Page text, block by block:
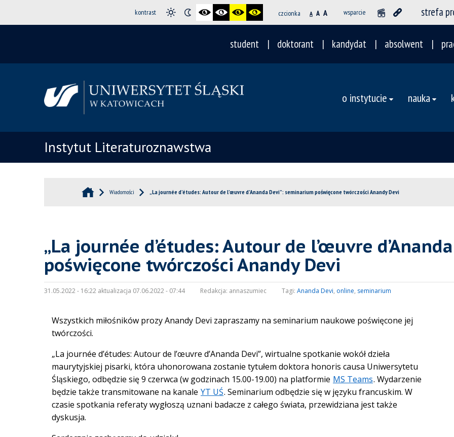
kontrast czcionka A A A wsparcie strefa
student doktorant kandydat absolwent
o instytucie nauka
Instytut Literaturoznawstwa
Wiadomości „La journée d’études: Autour de l’œuvre d’Ananda Devi”: seminarium poświęcone twórczości Anandy Devi
„La journée d’études: Autour de l’œuvre
poświęcone twórczości Anandy Devi
31.05.2022 - 16:22 aktualizacja 07.06.2022 - 07:44 Redakcja: annaszumiec Tagi: Ananda Devi, online, seminarium
Wszystkich miłośników prozy Anandy Devi zapraszamy na seminarium naukowe poświęcone jej
twórczości.
„La journée d’études: Autour de l’œuvre d’Ananda Devi”, wirtualne spotkanie wokół dzieła
maurytyjskiej pisarki, która uhonorowana zostanie tytułem doktora honoris causa Uniwersytetu
Śląskiego, odbędzie się 9 czerwca (w godzinach 15.00-19.00) na platformie MS Teams. Wydarzenie
będzie także transmitowane na kanale YT UŚ. Seminarium odbędzie się w języku francuskim. W
czasie spotkania referaty wygłoszą uznani badacze z całego świata, przewidziana jest także
dyskusja.